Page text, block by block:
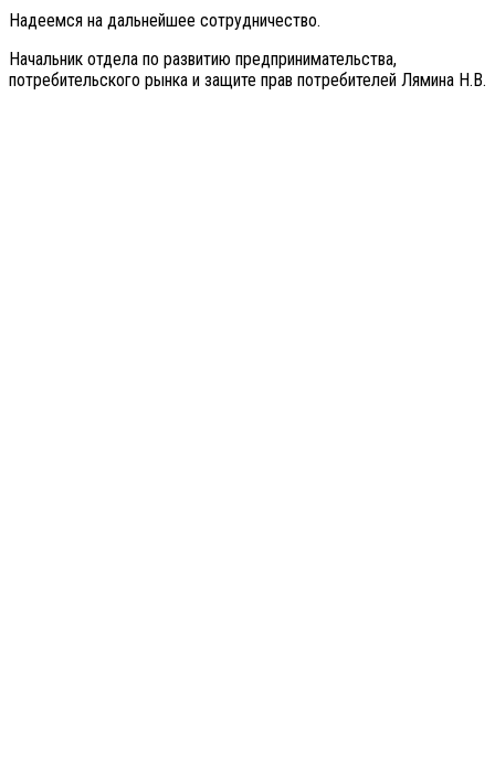
Надеемся на дальнейшее сотрудничество.
Начальник отдела по развитию предпринимательства,
потребительского рынка и защите прав потребителей Лямина Н.В.